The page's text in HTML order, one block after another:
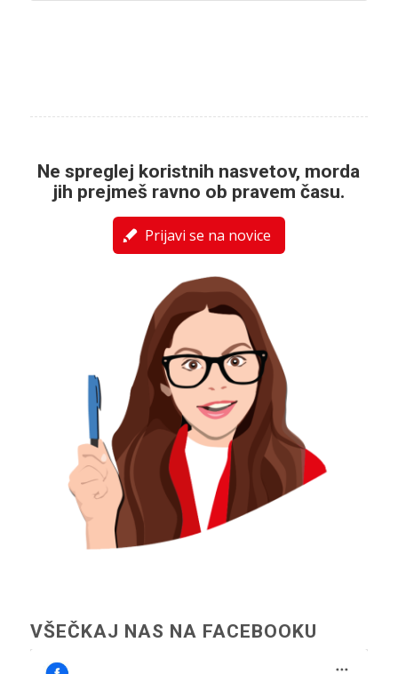
Ne spreglej koristnih nasvetov, morda
jih prejmeš ravno ob pravem času.
Prijavi se na novice
VŠEČKAJ NAS NA FACEBOOKU